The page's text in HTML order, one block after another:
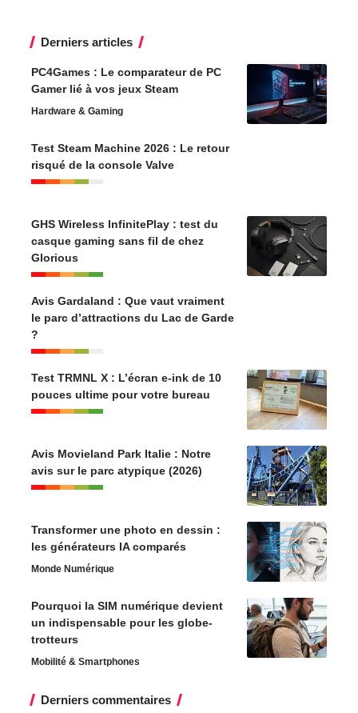
Derniers articles
PC4Games : Le comparateur de PC
Gamer lié à vos jeux Steam
Hardware & Gaming
Test Steam Machine 2026 : Le retour
risqué de la console Valve
GHS Wireless InfinitePlay : test du
casque gaming sans fil de chez
Glorious
Avis Gardaland : Que vaut vraiment
le parc d’attractions du Lac de Garde
?
Test TRMNL X : L’écran e-ink de 10
pouces ultime pour votre bureau
Avis Movieland Park Italie : Notre
avis sur le parc atypique (2026)
Transformer une photo en dessin :
les générateurs IA comparés
Monde Numérique
Pourquoi la SIM numérique devient
un indispensable pour les globe-
trotteurs
Mobilité & Smartphones
Derniers commentaires